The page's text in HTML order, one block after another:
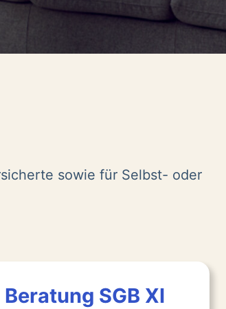
sowie für Selbst- oder
Beratung SGB XI